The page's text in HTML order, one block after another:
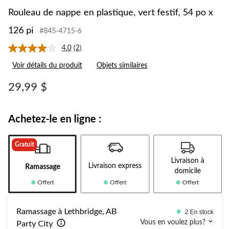
Rouleau de nappe en plastique, vert festif, 54 po x
126 pi
#845-4715-6
4.0 Lire
les
2
page.
(2)
Voir détails du produit Objets similaires
29,99 $
Achetez-le en ligne :
Gratuit
Ramassage
Offert
Livraison express
Offert
Livraison à
domicile
Offert
Ramassage à Lethbridge, AB
Party City
2 En stock
Vous en voulez plus?